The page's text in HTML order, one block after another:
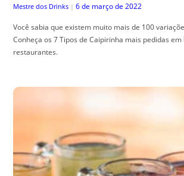
Mestre dos Drinks | 6 de março de 2022
Você sabia que existem muito mais de 100
Conheça os 7 Tipos de Caipirinha mais pedidas em
restaurantes.